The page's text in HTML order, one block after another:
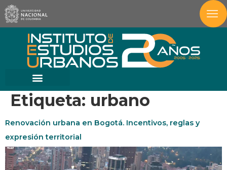
Etiqueta: urbano
Renovación urbana en Bogotá. Incentivos, reglas y
expresión territorial